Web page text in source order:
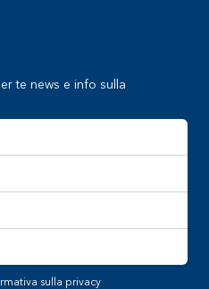
te news e info sulla
sulla privacy